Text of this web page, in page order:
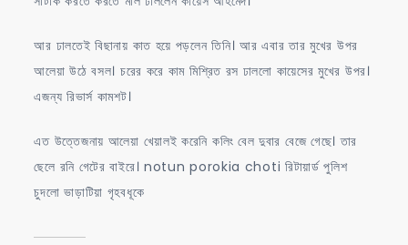
আর ঢালতেই বিছানায় কাত হয়ে পড়লেন তিনি। আর এবার তার মুখের উপর
আলেয়া উঠে বসল। চরের করে কাম মিশ্রিত রস ঢাললো কায়েসের মুখের উপর।
এজন্য রিভার্স কামশট।
এত উত্তেজনায় আলেয়া খেয়ালই করেনি কলিং বেল দুবার বেজে গেছে। তার
ছেলে রনি গেটের বাইরে। notun porokia choti রিটায়ার্ড পুলিশ
চুদলো ভাড়াটিয়া গৃহবধূকে